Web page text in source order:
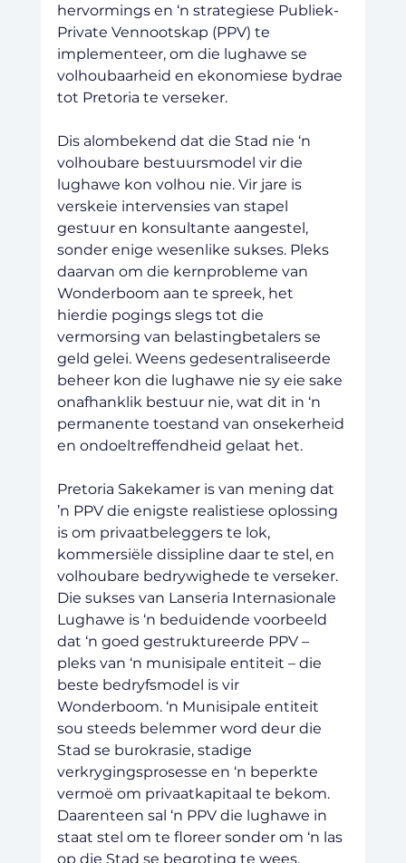
hervormings en ‘n strategiese Publiek-
Private Vennootskap (PPV) te
implementeer, om die lughawe se
volhoubaarheid en ekonomiese bydrae
tot Pretoria te verseker.
Dis alombekend dat die Stad nie ‘n
volhoubare bestuursmodel vir die
lughawe kon volhou nie. Vir jare is
verskeie intervensies van stapel
gestuur en konsultante aangestel,
sonder enige wesenlike sukses. Pleks
daarvan om die kernprobleme van
Wonderboom aan te spreek, het
hierdie pogings slegs tot die
vermorsing van belastingbetalers se
geld gelei. Weens gedesentraliseerde
beheer kon die lughawe nie sy eie sake
onafhanklik bestuur nie, wat dit in ‘n
permanente toestand van onsekerheid
en ondoeltreffendheid gelaat het.
Pretoria Sakekamer is van mening dat
’n PPV die enigste realistiese oplossing
is om privaatbeleggers te lok,
kommersiële dissipline daar te stel, en
volhoubare bedrywighede te verseker.
Die sukses van Lanseria Internasionale
Lughawe is ‘n beduidende voorbeeld
dat ‘n goed gestruktureerde PPV –
pleks van ‘n munisipale entiteit – die
beste bedryfsmodel is vir
Wonderboom. ‘n Munisipale entiteit
sou steeds belemmer word deur die
Stad se burokrasie, stadige
verkrygingsprosesse en ‘n beperkte
vermoë om privaatkapitaal te bekom.
Daarenteen sal ‘n PPV die lughawe in
staat stel om te floreer sonder om ‘n las
op die Stad se begroting te wees,